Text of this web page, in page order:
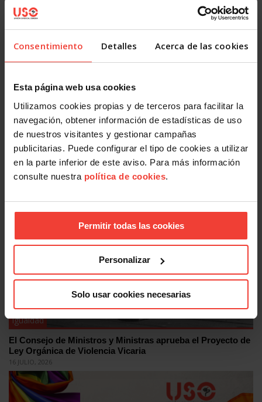
Consentimiento Detalles Acerca de las cookies
Esta página web usa cookies
Utilizamos cookies propias y de terceros para facilitar la
navegación, obtener información de estadísticas de uso
de nuestros visitantes y gestionar campañas
publicitarias. Puede configurar el tipo de cookies a utilizar
en la parte inferior de este aviso. Para más información
consulte nuestra política de cookies.
Permitir todas las cookies
Personalizar
Solo usar cookies necesarias
OTRAS NOTICIAS
Igualdad
Día Mundial de los Abuelos: USO reivindica pensiones
dignas
Igualdad
El Consejo de Ministros y Ministras aprueba el Proyecto de
Ley Orgánica de Violencia Vicaria
16 JULIO, 2026